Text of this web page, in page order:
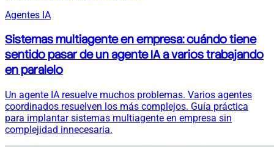
Agentes IA
Sistemas multiagente en empresa: cuándo tiene
sentido pasar de un agente IA a varios trabajando
en paralelo
Un agente IA resuelve muchos problemas. Varios agentes
coordinados resuelven los más complejos. Guía práctica
para implantar sistemas multiagente en empresa sin
complejidad innecesaria.